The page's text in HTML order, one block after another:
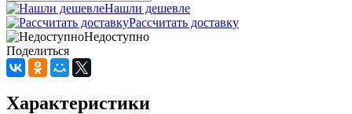
Нашли дешевле
Рассчитать доставку
Недоступно
Поделиться
Характеристики